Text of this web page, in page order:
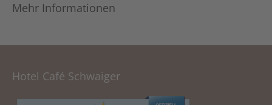
Mehr Informationen
Hotel Café Schwaiger